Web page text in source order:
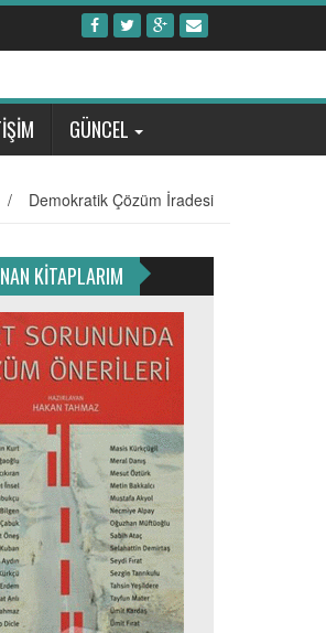
GÜNCEL
/ Demokratik Çözüm İradesi
KİTAPLARIM